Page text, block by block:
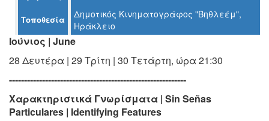
ΜΑΣ
ΠΟΛΙΤΙΣΜΟΣ
Τοποθεσία
Δημοτικός Κινηματογράφος "Βηθλεέμ",
Ηράκλειο
Ιούνιος | June
28 Δευτέρα | 29 Τρίτη | 30 Τετάρτη, ώρα 21:30
-----------------------------------------------------------
Χαρακτηριστικά Γνωρίσματα | Sin Señas
Particulares | Identifying Features